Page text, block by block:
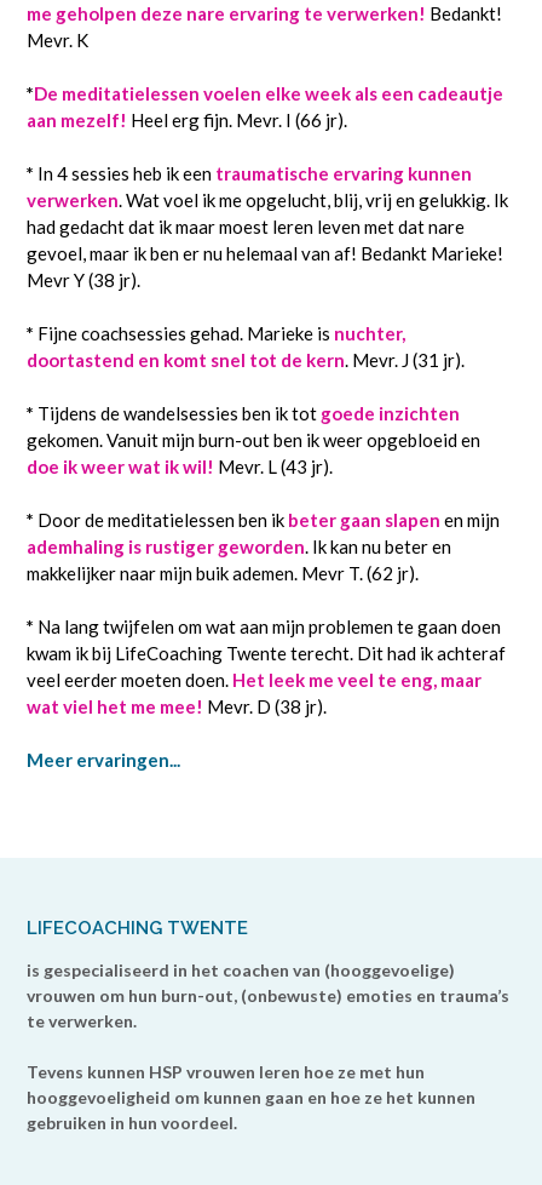
me geholpen deze nare ervaring te verwerken! Bedankt!
Mevr. K
*De meditatielessen voelen elke week als een cadeautje
aan mezelf! Heel erg fijn. Mevr. I (66 jr).
* In 4 sessies heb ik een traumatische ervaring kunnen
verwerken. Wat voel ik me opgelucht, blij, vrij en gelukkig. Ik
had gedacht dat ik maar moest leren leven met dat nare
gevoel, maar ik ben er nu helemaal van af! Bedankt Marieke!
Mevr Y (38 jr).
* Fijne coachsessies gehad. Marieke is nuchter,
doortastend en komt snel tot de kern. Mevr. J (31 jr).
* Tijdens de wandelsessies ben ik tot goede inzichten
gekomen. Vanuit mijn burn-out ben ik weer opgebloeid en
doe ik weer wat ik wil! Mevr. L (43 jr).
* Door de meditatielessen ben ik beter gaan slapen en mijn
ademhaling is rustiger geworden. Ik kan nu beter en
makkelijker naar mijn buik ademen. Mevr T. (62 jr).
* Na lang twijfelen om wat aan mijn problemen te gaan doen
kwam ik bij LifeCoaching Twente terecht. Dit had ik achteraf
veel eerder moeten doen. Het leek me veel te eng, maar
wat viel het me mee! Mevr. D (38 jr).
Meer ervaringen...
LIFECOACHING TWENTE
is gespecialiseerd in het coachen van (hooggevoelige)
vrouwen om hun burn-out, (onbewuste) emoties en trauma’s
te verwerken.
Tevens kunnen HSP vrouwen leren hoe ze met hun
hooggevoeligheid om kunnen gaan en hoe ze het kunnen
gebruiken in hun voordeel.